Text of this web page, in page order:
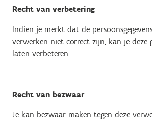
Recht van verbetering
Indien je merkt dat de
verwerken niet correct zijn, kan je deze
laten verbeteren.
Recht van bezwaar
Je kan bezwaar maken tegen deze